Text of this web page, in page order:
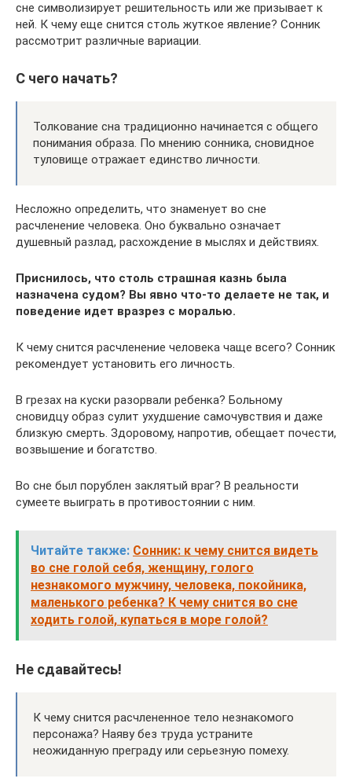
сне символизирует решительность или же призывает к
ней. К чему еще снится столь жуткое явление? Сонник
рассмотрит различные вариации.
С чего начать?
Толкование сна традиционно начинается с общего
понимания образа. По мнению сонника, сновидное
туловище отражает единство личности.
Несложно определить, что знаменует во сне
расчленение человека. Оно буквально означает
душевный разлад, расхождение в мыслях и действиях.
Приснилось, что столь страшная казнь была
назначена судом? Вы явно что-то делаете не так, и
поведение идет вразрез с моралью.
К чему снится расчленение человека чаще всего? Сонник
рекомендует установить его личность.
В грезах на куски разорвали ребенка? Больному
сновидцу образ сулит ухудшение самочувствия и даже
близкую смерть. Здоровому, напротив, обещает почести,
возвышение и богатство.
Во сне был порублен заклятый враг? В реальности
сумеете выиграть в противостоянии с ним.
Читайте также: Сонник: к чему снится видеть
во сне голой себя, женщину, голого
незнакомого мужчину, человека, покойника,
маленького ребенка? К чему снится во сне
ходить голой, купаться в море голой?
Не сдавайтесь!
К чему снится расчлененное тело незнакомого
персонажа? Наяву без труда устраните
неожиданную преграду или серьезную помеху.